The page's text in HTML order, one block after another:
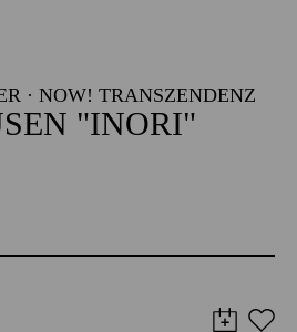
· NOW! TRANSZENDENZ
"INORI"